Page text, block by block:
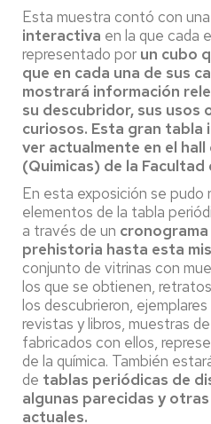
Esta muestra contó con una
interactiva en la que cada
representado por un cubo
que en cada una de sus
mostrará información
su descubridor, sus usos
curiosos. Esta gran tabla
ver actualmente en el
(Quimicas) de la Facultad
En esta exposición se pudo
elementos de la tabla
a través de un
prehistoria hasta esta
conjunto de vitrinas con
los que se obtienen,
los descubrieron,
revistas y libros, muestras
fabricados con ellos,
de la química. También
de tablas periódicas de
algunas parecidas y
actuales.